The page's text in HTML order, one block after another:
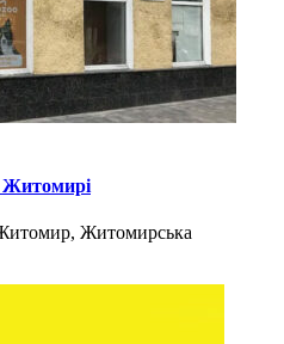
Житомирі
Житомирська